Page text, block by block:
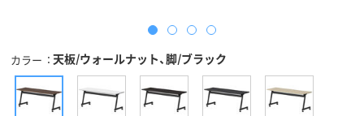
カラー 天板/ウォールナット、脚/ブラック